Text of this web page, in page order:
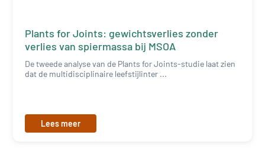
Plants for Joints: gewichtsverlies zonder
verlies van spiermassa bij MSOA
De tweede analyse van de Plants for Joints-studie laat zien
dat de multidisciplinaire leefstijlinter ...
Lees meer